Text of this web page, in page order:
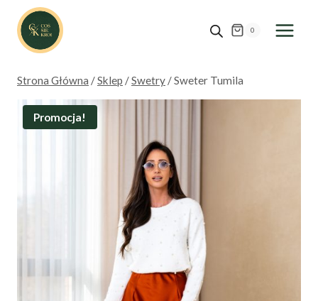
Przejdź
treści
0
Strona Główna /Sklep /Swetry /Sweter Tumila
Promocja!